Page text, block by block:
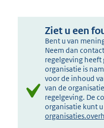
Ziet u een
Bent u van
Neem dan
regelgeving heeft
organisatie is
voor de inhoud
van de
regelgeving. De
organisatie kunt